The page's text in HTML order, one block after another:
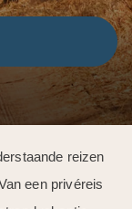
reizen
een privéreis